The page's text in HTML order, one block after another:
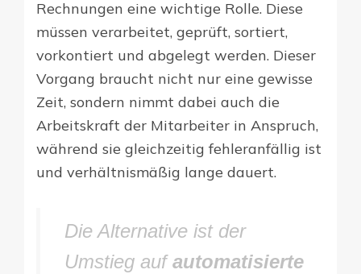
Rechnungen eine wichtige Rolle. Diese
müssen verarbeitet, geprüft, sortiert,
vorkontiert und abgelegt werden. Dieser
Vorgang braucht nicht nur eine gewisse
Zeit, sondern nimmt dabei auch die
Arbeitskraft der Mitarbeiter in Anspruch,
während sie gleichzeitig fehleranfällig ist
und verhältnismäßig lange dauert.
Die Alternative ist der
Umstieg aufautomatisierte